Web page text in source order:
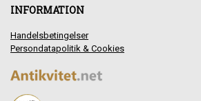
INFORMATION
Handelsbetingelser
Persondatapolitik & Cookies